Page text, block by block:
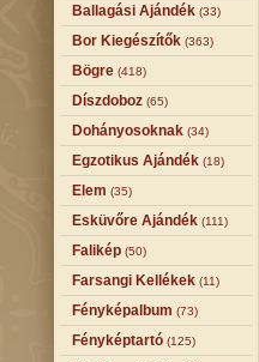
Ballagási Ajándék (33)
Bor Kiegészítők (363)
Bögre (418)
Díszdoboz (65)
Dohányosoknak (34)
Egzotikus Ajándék (18)
Elem (35)
Esküvőre Ajándék (111)
Falikép (50)
Farsangi Kellékek (11)
Fényképalbum (73)
Fényképtartó (125)